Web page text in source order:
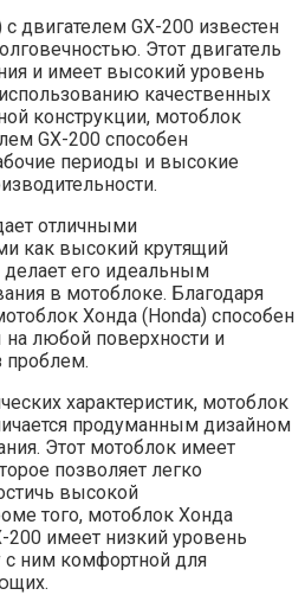
двигателем GX-200 известен
Этот двигатель
и имеет высокий уровень
качественных
конструкции, мотоблок
GX-200 способен
периоды и высокие
отличными
как высокий крутящий
его идеальным
в мотоблоке. Благодаря
Хонда (Honda) способен
на любой поверхности и
проблем.
характеристик, мотоблок
продуманным дизайном
Этот мотоблок имеет
позволяет легко
высокой
того, мотоблок Хонда
200 имеет низкий уровень
с ним комфортной для